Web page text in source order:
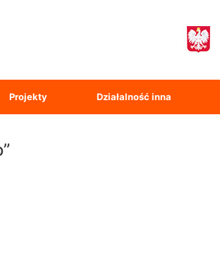
Projekty Działalność inna